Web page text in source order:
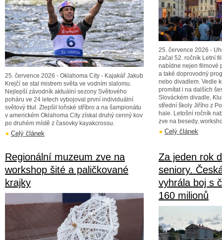
25. července 2026 - Oklahoma City - Kajakář Jakub
Krejčí se stal mistrem světa ve vodním slalomu.
Nejlepší závodník aktuální sezony Světového
poháru ve 24 letech vybojoval první individuální
světový titul. Zlepšil loňské stříbro a na šampionátu
v americkém Oklahoma City získal druhý cenný kov
po druhém místě z časovky kayakcrossu.
Celý článek
25. července 2026 -
začal 52. ročník Letní
nabídne nejen filmové
a také doprovodný
nebo divadlem. Vedle
promítat i na dalších
Slováckém divadle,
střední školy Jiřího z
hale. Letošní ročník
zve na besedy,
Celý článek
Regionální muzeum zve na
workshop šité a paličkované
krajky
Za jeden rok
seniory.
vyhrála boj s
160 milionů